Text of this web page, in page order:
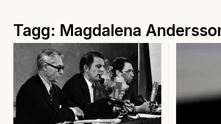
Tagg: Magdalena